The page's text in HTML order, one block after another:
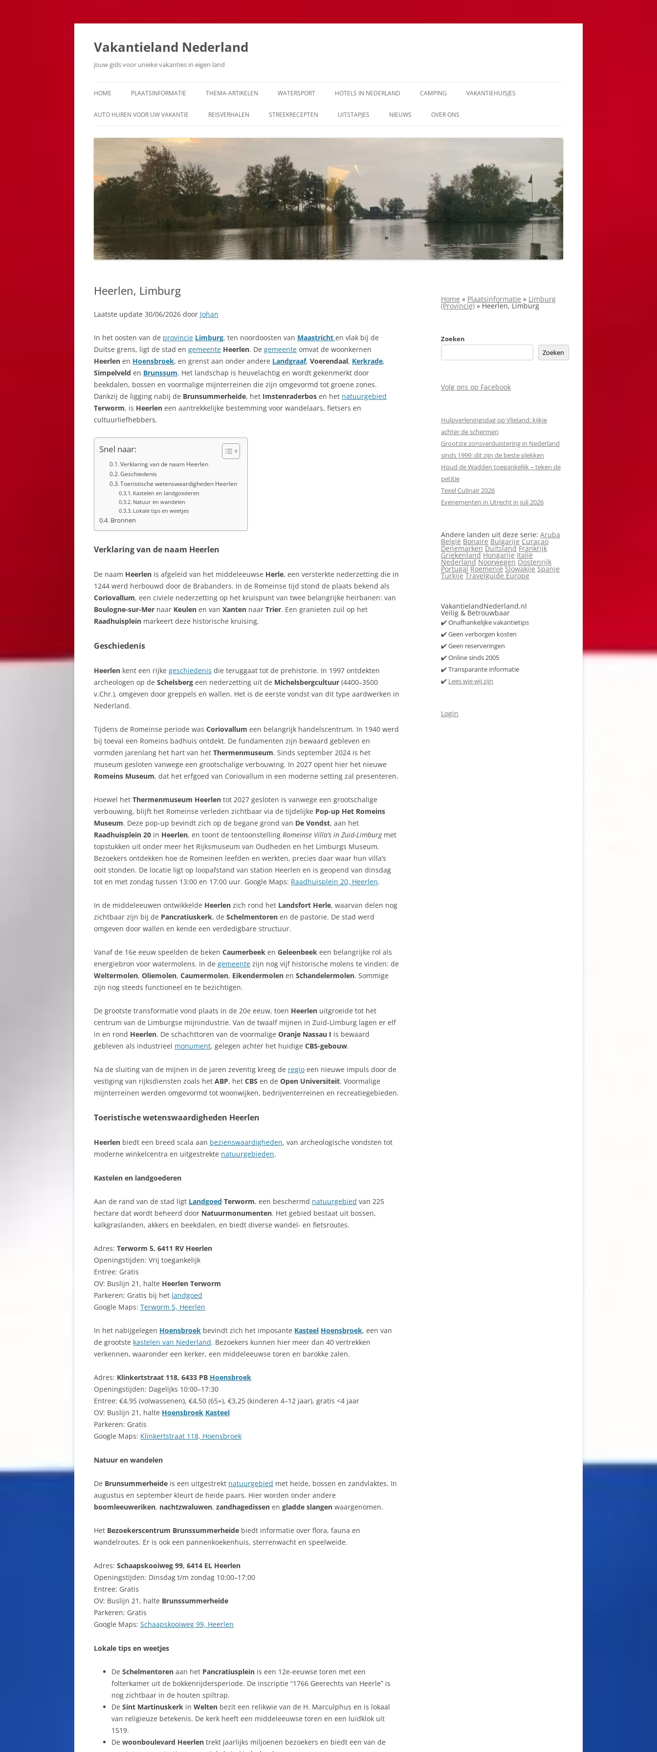
Ga
inhoud
Vakantieland Nederland
Jouw gids voor unieke vakanties in eigen land
HOME PLAATSINFORMATIE THEMA-ARTIKELEN WATERSPORT HOTELS IN NEDERLAND CAMPING VAKANTIEHUISJES
AUTO HUREN VOOR UW VAKANTIE REISVERHALEN STREEKRECEPTEN UITSTAPJES NIEUWS OVER ONS
Heerlen, Limburg
Laatste update 30/06/2026 door Johan
In het oosten van de provincie Limburg, ten noordoosten van Maastricht en vlak bij de
Duitse grens, ligt de stad en gemeente Heerlen. De gemeente omvat de woonkernen
Heerlen en Hoensbroek, en grenst aan onder andere Landgraaf, Voerendaal, Kerkrade,
Simpelveld en Brunssum. Het landschap is heuvelachtig en wordt gekenmerkt door
beekdalen, bossen en voormalige mijnterreinen die zijn omgevormd tot groene zones.
Dankzij de ligging nabij de Brunsummerheide, het Imstenraderbos en het natuurgebied
Terworm, is Heerlen een aantrekkelijke bestemming voor wandelaars, fietsers en
cultuurliefhebbers.
Snel naar:
Verklaring van de naam Heerlen
Geschiedenis
Toeristische wetenswaardigheden Heerlen
Kastelen en landgoederen
Natuur en wandelen
Lokale tips en weetjes
Bronnen
Verklaring van de naam Heerlen
De naam Heerlen is afgeleid van het middeleeuwse Herle, een versterkte nederzetting die in
1244 werd herbouwd door de Brabanders. In de Romeinse tijd stond de plaats bekend als
Coriovallum, een civiele nederzetting op het kruispunt van twee belangrijke heirbanen: van
Boulogne-sur-Mer naar Keulen en van Xanten naar Trier. Een granieten zuil op het
Raadhuisplein markeert deze historische kruising.
Geschiedenis
Heerlen kent een rijke geschiedenis die teruggaat tot de prehistorie. In 1997 ontdekten
archeologen op de Schelsberg een nederzetting uit de Michelsbergcultuur (4400–3500
v.Chr.), omgeven door greppels en wallen. Het is de eerste vondst van dit type aardwerken in
Nederland.
Tijdens de Romeinse periode was Coriovallum een belangrijk handelscentrum. In 1940 werd
bij toeval een Romeins badhuis ontdekt. De fundamenten zijn bewaard gebleven en
vormden jarenlang het hart van het Thermenmuseum. Sinds september 2024 is het
museum gesloten vanwege een grootschalige verbouwing. In 2027 opent hier het nieuwe
Romeins Museum, dat het erfgoed van Coriovallum in een moderne setting zal presenteren.
Hoewel het Thermenmuseum Heerlen tot 2027 gesloten is vanwege een grootschalige
verbouwing, blijft het Romeinse verleden zichtbaar via de tijdelijke Pop-up Het Romeins
Museum. Deze pop-up bevindt zich op de begane grond van De Vondst, aan het
Raadhuisplein 20 in Heerlen, en toont de tentoonstelling Romeinse Villa’s in Zuid-Limburgmet
topstukken uit onder meer het Rijksmuseum van Oudheden en het Limburgs Museum.
Bezoekers ontdekken hoe de Romeinen leefden en werkten, precies daar waar hun villa’s
ooit stonden. De locatie ligt op loopafstand van station Heerlen en is geopend van dinsdag
tot en met zondag tussen 13:00 en 17:00 uur. Google Maps: Raadhuisplein 20, Heerlen.
In de middeleeuwen ontwikkelde Heerlen zich rond het Landsfort Herle, waarvan delen nog
zichtbaar zijn bij de Pancratiuskerk, de Schelmentoren en de pastorie. De stad werd
omgeven door wallen en kende een verdedigbare structuur.
Vanaf de 16e eeuw speelden de beken Caumerbeek en Geleenbeek een belangrijke rol als
energiebron voor watermolens. In de gemeente zijn nog vijf historische molens te vinden: de
Weltermolen, Oliemolen, Caumermolen, Eikendermolen en Schandelermolen. Sommige
zijn nog steeds functioneel en te bezichtigen.
De grootste transformatie vond plaats in de 20e eeuw, toen Heerlen uitgroeide tot het
centrum van de Limburgse mijnindustrie. Van de twaalf mijnen in Zuid-Limburg lagen er elf
in en rond Heerlen. De schachttoren van de voormalige Oranje Nassau I is bewaard
gebleven als industrieel monument, gelegen achter het huidige CBS-gebouw.
Na de sluiting van de mijnen in de jaren zeventig kreeg de regio een nieuwe impuls door de
vestiging van rijksdiensten zoals het ABP, het CBS en de Open Universiteit. Voormalige
mijnterreinen werden omgevormd tot woonwijken, bedrijventerreinen en recreatiegebieden.
Toeristische wetenswaardigheden Heerlen
Heerlen biedt een breed scala aan bezienswaardigheden, van archeologische vondsten tot
moderne winkelcentra en uitgestrekte natuurgebieden.
Kastelen en landgoederen
Aan de rand van de stad ligt Landgoed Terworm, een beschermd natuurgebied van 225
hectare dat wordt beheerd door Natuurmonumenten. Het gebied bestaat uit bossen,
kalkgraslanden, akkers en beekdalen, en biedt diverse wandel- en fietsroutes.
Adres: Terworm 5, 6411 RV Heerlen
Openingstijden: Vrij toegankelijk
Entree: Gratis
OV: Buslijn 21, halte Heerlen Terworm
Parkeren: Gratis bij het landgoed
Google Maps: Terworm 5, Heerlen
In het nabijgelegen Hoensbroek bevindt zich het imposante Kasteel Hoensbroek, een van
de grootste kastelen van Nederland. Bezoekers kunnen hier meer dan 40 vertrekken
verkennen, waaronder een kerker, een middeleeuwse toren en barokke zalen.
Adres: Klinkertstraat 118, 6433 PB Hoensbroek
Openingstijden: Dagelijks 10:00–17:30
Entree: €4,95 (volwassenen), €4,50 (65+), €3,25 (kinderen 4–12 jaar), gratis <4 jaar
OV: Buslijn 21, halte Hoensbroek Kasteel
Parkeren: Gratis
Google Maps: Klinkertstraat 118, Hoensbroek
Natuur en wandelen
De Brunsummerheide is een uitgestrekt natuurgebied met heide, bossen en zandvlaktes. In
augustus en september kleurt de heide paars. Hier worden onder andere
boomleeuweriken, nachtzwaluwen, zandhagedissen en gladde slangen waargenomen.
Het Bezoekerscentrum Brunssummerheide biedt informatie over flora, fauna en
wandelroutes. Er is ook een pannenkoekenhuis, sterrenwacht en speelweide.
Adres: Schaapskooiweg 99, 6414 EL Heerlen
Openingstijden: Dinsdag t/m zondag 10:00–17:00
Entree: Gratis
OV: Buslijn 21, halte Brunssummerheide
Parkeren: Gratis
Google Maps: Schaapskooiweg 99, Heerlen
Lokale tips en weetjes
De Schelmentoren aan het Pancratiusplein is een 12e-eeuwse toren met een
folterkamer uit de bokkenrijdersperiode. De inscriptie “1766 Geerechts van Heerle” is
nog zichtbaar in de houten spiltrap.
De Sint Martinuskerk in Welten bezit een relikwie van de H. Marculphus en is lokaal
van religieuze betekenis. De kerk heeft een middeleeuwse toren en een luidklok uit
1519.
De woonboulevard Heerlen trekt jaarlijks miljoenen bezoekers en biedt een van de
Home » Plaatsinformatie » Limburg
(Provincie) » Heerlen, Limburg
Zoeken
Zoeken
Volg ons op Facebook
Hulpverleningsdag op Vlieland: kijkje
achter de schermen
Grootste zonsverduistering in Nederland
sinds 1999: dit zijn de beste plekken
Houd de Wadden toegankelijk – teken de
petitie
Texel Culinair 2026
Evenementen in Utrecht in juli 2026
Andere landen uit deze serie: Aruba
België Bonaire Bulgarije Curaçao
Denemarken Duitsland Frankrijk
Griekenland Hongarije Italië
Nederland Noorwegen Oostenrijk
Portugal Roemenië Slowakije Spanje
Turkije Travelguide Europe
VakantielandNederland.nl
Veilig & Betrouwbaar
✔️ Onafhankelijke vakantietips
✔️ Geen verborgen kosten
✔️ Geen reserveringen
✔️ Online sinds 2005
✔️ Transparante informatie
✔️ Lees wie wij zijn
Login